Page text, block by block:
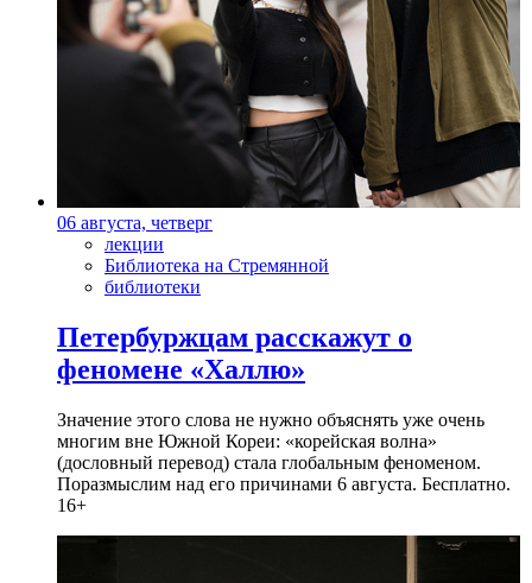
06 августа, четверг
лекции
Библиотека на Стремянной
библиотеки
Петербуржцам расскажут о
феномене «Халлю»
Значение этого слова не нужно объяснять уже очень
многим вне Южной Кореи: «корейская волна»
(дословный перевод) стала глобальным феноменом.
Поразмыслим над его причинами 6 августа. Бесплатно.
16+